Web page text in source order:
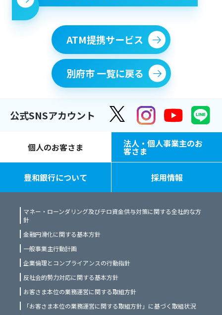
ATM提携サービス
別府市 一覧に戻る
公式SNSアカウント
個人のお客さま 法人・個人事業主のお
客さま
豊和銀行について 採用情報
マネー・ローンダリング及びテロ資金供与対策に関する全社的な方
針
金融円滑化に関する基本方針
一般事業主行動計画
企業倫理とコンプライアンスの行動指針
反社会的勢力対応に関する基本方針
お客さま本位の業務運営に関する取組方針
「お客さま本位の業務運営に関する取組方針」に基づく取組状況